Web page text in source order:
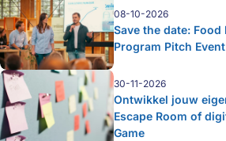
08-10-2026
Save the date: Food
Program Pitch
30-11-2026
Ontwikkel jouw
Escape Room of
Game